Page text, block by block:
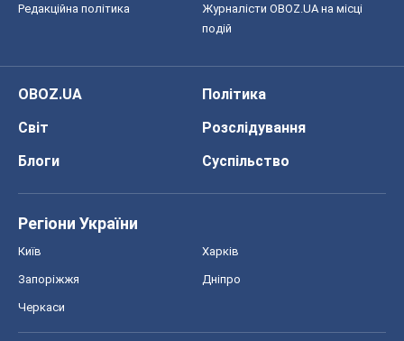
Редакційна політика
Журналісти OBOZ.UA на місці
подій
OBOZ.UA
Політика
Світ
Розслідування
Блоги
Суспільство
Регіони України
Київ Харків
Запоріжжя Дніпро
Черкаси